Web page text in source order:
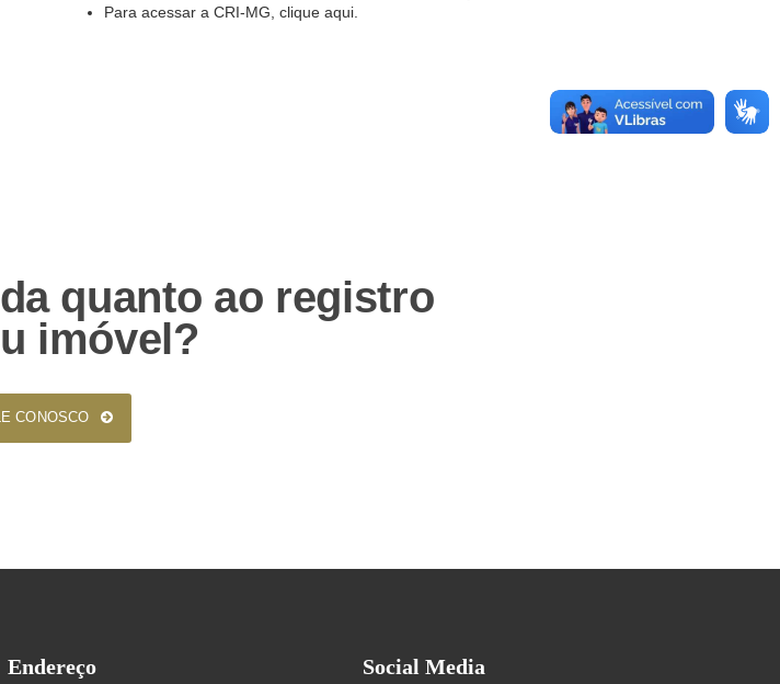
bem-vindo(a)!
Para acessar a CRI-MG, clique aqui
quanto ao registro
imóvel?
CONOSCO
Endereço Social Media